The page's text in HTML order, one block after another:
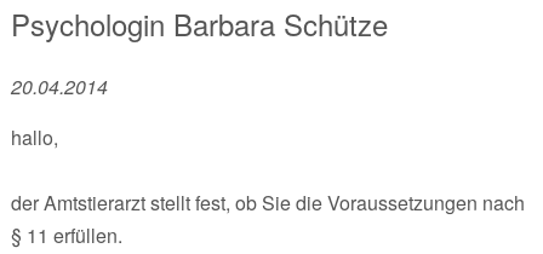
Psychologin Barbara Schütze
20.04.2014
hallo,
der Amtstierarzt stellt fest, ob Sie die Voraussetzungen nach
§ 11 erfüllen.